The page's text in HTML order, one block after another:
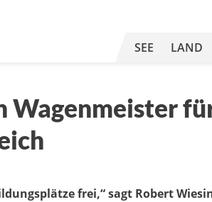
SEE LAND
Wagenmeister
frei,“ sagt Robert